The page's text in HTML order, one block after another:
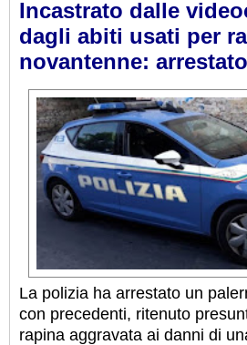
Incastrato dalle
dagli abiti usati per
novantenne:
La polizia ha arrestato un
con precedenti, ritenuto
rapina aggravata ai danni di